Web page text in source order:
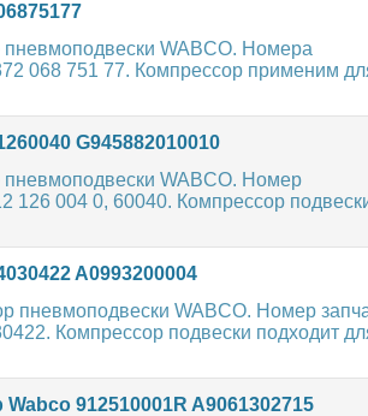
WABCO. Номера
068 751 77. Компрессор применим
G945882010010
WABCO. Номер
126 004 0, 60040. Компрессор
A0993200004
пневмоподвески WABCO. Номер
Компрессор подвески подходит
912510001R A9061302715